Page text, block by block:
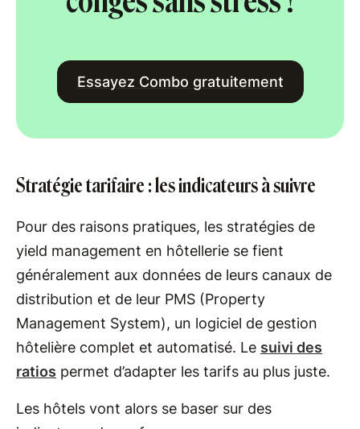
Essayez Combo gratuitement
Stratégie tarifaire : les indicateurs à suivre
Pour des raisons pratiques, les stratégies de
yield management en hôtellerie se fient
généralement aux données de leurs canaux de
distribution et de leur PMS (Property
Management System), un logiciel de gestion
hôtelière complet et automatisé. Le suivi des
ratios permet d’adapter les tarifs au plus juste.
Les hôtels vont alors se baser sur des